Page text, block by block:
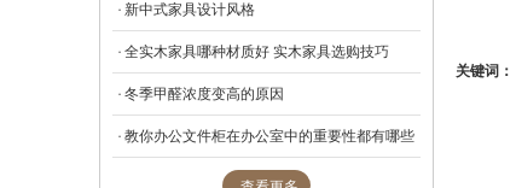
关键词：
新中式家具设计风格
全实木家具哪种材质好 实木家具选购技巧
冬季甲醛浓度变高的原因
教你办公文件柜在办公室中的重要性都有哪些